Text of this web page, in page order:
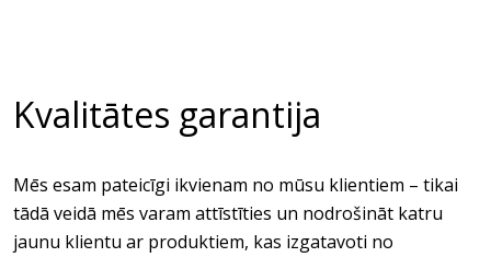
Kvalitātes garantija
Mēs esam pateicīgi ikvienam no mūsu klientiem – tikai
tādā veidā mēs varam attīstīties un nodrošināt katru
jaunu klientu ar produktiem, kas izgatavoti no